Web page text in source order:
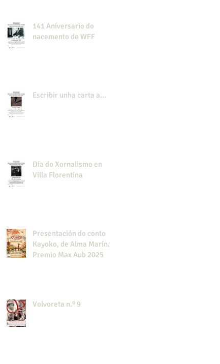
Guinea española".
141 Aniversario do
nacemento de WFF
Escribir unha carta a...
Día do Xornalismo en
Villa Florentina
Presentación do conto
Kayoko, de Alma Marín.
Premio Max Aub 2025
Volvoreta n.º 9